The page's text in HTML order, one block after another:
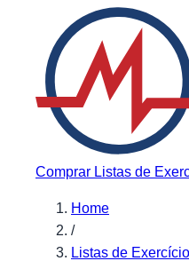
Pular para o conteúdo
Comprar Listas de
Home
/
Listas de